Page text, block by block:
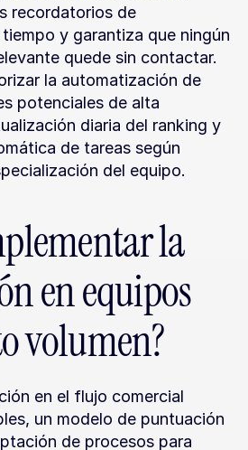
recordatorios de
y garantiza que ningún
quede sin contactar.
la automatización de
potenciales de alta
diaria del ranking y
de tareas según
del equipo.
la
en equipos
volumen?
en el flujo comercial
un modelo de puntuación
de procesos para